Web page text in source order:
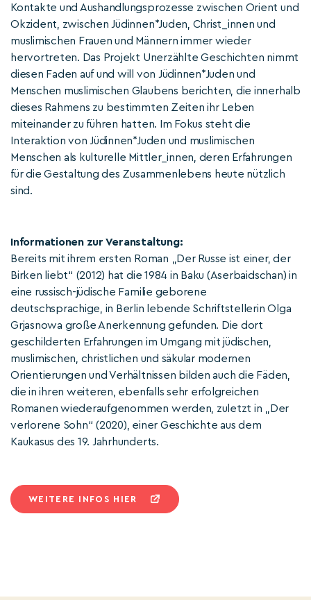
Kontakte und Aushandlungsprozesse zwischen Orient und
Okzident, zwischen Jüdinnen*Juden, Christ_innen und
muslimischen Frauen und Männern immer wieder
hervortreten. Das Projekt Unerzählte Geschichten nimmt
diesen Faden auf und will von Jüdinnen*Juden und
Menschen muslimischen Glaubens berichten, die innerhalb
dieses Rahmens zu bestimmten Zeiten ihr Leben
miteinander zu führen hatten. Im Fokus steht die
Interaktion von Jüdinnen*Juden und muslimischen
Menschen als kulturelle Mittler_innen, deren Erfahrungen
für die Gestaltung des Zusammenlebens heute nützlich
sind.
Informationen zur Veranstaltung:
Bereits mit ihrem ersten Roman „Der Russe ist einer, der
Birken liebt“ (2012) hat die 1984 in Baku (Aserbaidschan) in
eine russisch-jüdische Familie geborene
deutschsprachige, in Berlin lebende Schriftstellerin Olga
Grjasnowa große Anerkennung gefunden. Die dort
geschilderten Erfahrungen im Umgang mit jüdischen,
muslimischen, christlichen und säkular modernen
Orientierungen und Verhältnissen bilden auch die Fäden,
die in ihren weiteren, ebenfalls sehr erfolgreichen
Romanen wiederaufgenommen werden, zuletzt in „Der
verlorene Sohn“ (2020), einer Geschichte aus dem
Kaukasus des 19. Jahrhunderts.
WEITERE INFOS HIER